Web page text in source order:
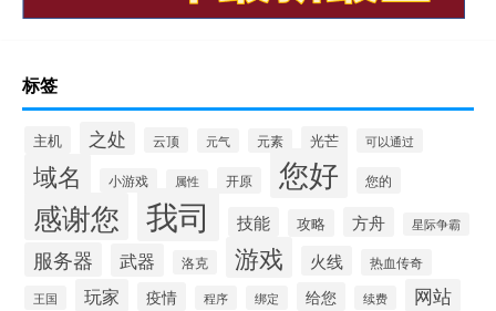
标签
主机 之处 云顶 元气 元素 光芒 可以通过
域名 小游戏 属性 开原 您好 您的
感谢您 我司 技能 攻略 方舟 星际争霸
服务器 武器 洛克 游戏 火线 热血传奇
王国 玩家 疫情 程序 绑定 给您 续费 网站